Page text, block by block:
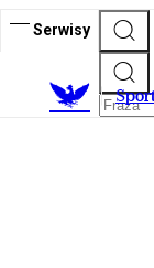
Serwisy
S